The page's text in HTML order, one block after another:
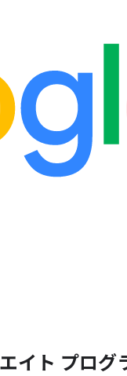
イト プログ